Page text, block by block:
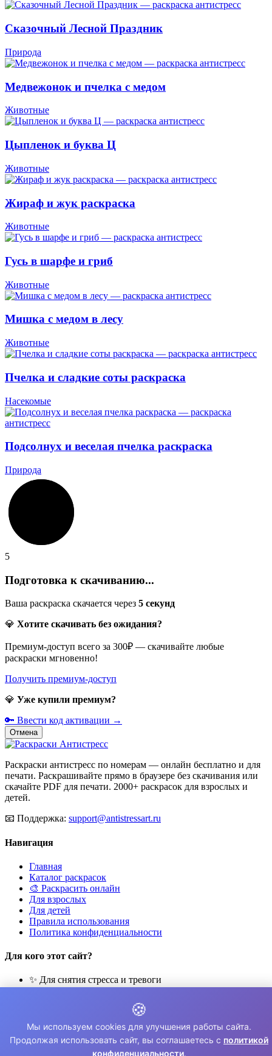
Сказочный Лесной Праздник
Природа
Медвежонок и пчелка с медом
Животные
Цыпленок и буква Ц
Животные
Жираф и жук раскраска
Животные
Гусь в шарфе и гриб
Животные
Мишка с медом в лесу
Животные
Пчелка и сладкие соты раскраска
Насекомые
Подсолнух и веселая пчелка раскраска
Природа
5
Подготовка к скачиванию...
Ваша раскраска скачается через 5 секунд
💎 Хотите скачивать без ожидания?
Премиум-доступ всего за 300₽ — скачивайте любые
раскраски мгновенно!
Получить премиум-доступ
💎 Уже купили премиум?
🔑 Ввести код активации →
Отмена
Раскраски антистресс по номерам — онлайн бесплатно и для
печати. Раскрашивайте прямо в браузере без скачивания или
скачайте PDF для печати. 2000+ раскрасок для взрослых и
детей.
📧 Поддержка: support@antistressart.ru
Навигация
Главная
Каталог раскрасок
🎨 Раскрасить онлайн
Для взрослых
Для детей
Правила использования
Политика конфиденциальности
Для кого этот сайт?
✨ Для снятия стресса и тревоги
🧘 Для медитации и расслабления
👨‍👩‍👧‍👦 Для семейного досуга
© 2026 Раскраски Антистресс. Все права защищены.
🍪
Мы используем cookies для улучшения работы сайта.
Продолжая использовать сайт, вы соглашаетесь с политикой
конфиденциальности.